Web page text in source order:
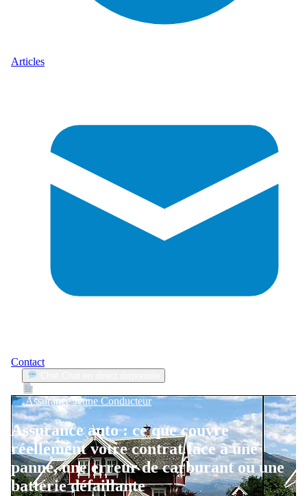
Articles
Contact
Assurance Jeune Conducteur
Assurance auto : ce que couvre
réellement votre contrat face à une
panne, une erreur de carburant ou une
batterie défaillante